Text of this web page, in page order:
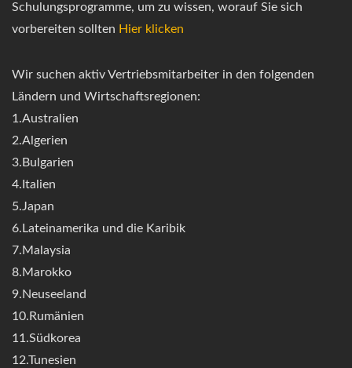
Schulungsprogramme, um zu wissen, worauf Sie sich
vorbereiten sollten Hier klicken
Wir suchen aktiv Vertriebsmitarbeiter in den folgenden
Ländern und Wirtschaftsregionen:
1.Australien
2.Algerien
3.Bulgarien
4.Italien
5.Japan
6.Lateinamerika und die Karibik
7.Malaysia
8.Marokko
9.Neuseeland
10.Rumänien
11.Südkorea
12.Tunesien